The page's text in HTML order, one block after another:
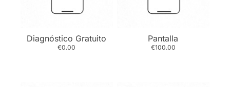
Diagnóstico Gratuito
€0.00
Pantalla
€100.00